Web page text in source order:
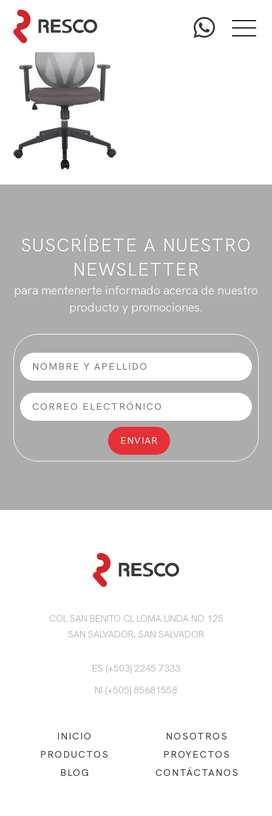
SUSCRÍBETE A NUESTRO
NEWSLETTER
para mentenerte informado acerca de nuestro
producto y promociones.
COL SAN BENITO CL LOMA LINDA NO 125
SAN SALVADOR, SAN SALVADOR
ES (+503) 2245 7333
NI (+505) 85681558
INICIO
NOSOTROS
PRODUCTOS
PROYECTOS
BLOG
CONTÁCTANOS